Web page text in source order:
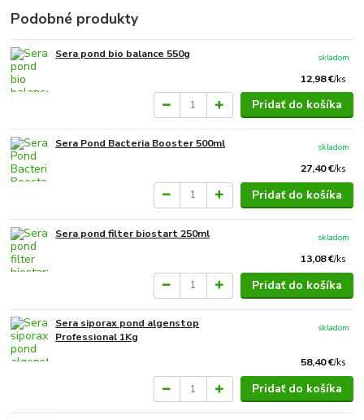
Podobné produkty
Sera pond bio balance 550g
12,98 €/ks
skladom
Pridať do košíka
Sera Pond Bacteria Booster 500ml
27,40 €/ks
skladom
Pridať do košíka
Sera pond filter biostart 250ml
13,08 €/ks
skladom
Pridať do košíka
Sera siporax pond algenstop
Professional 1Kg
58,40 €/ks
skladom
Pridať do košíka